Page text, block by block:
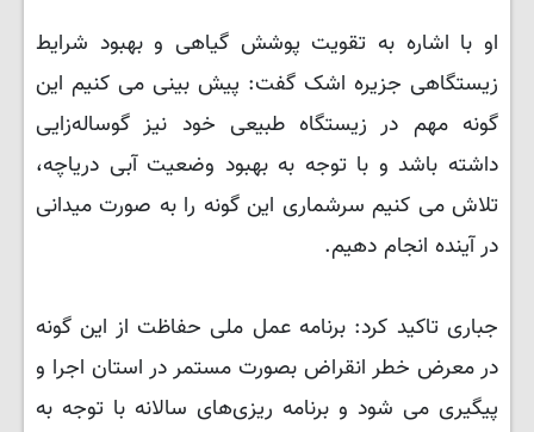
او با اشاره به تقویت پوشش گیاهی و بهبود شرایط
زیستگاهی جزیره اشک گفت: پیش بینی می کنیم این
گونه مهم در زیستگاه طبیعی خود نیز گوساله‌زایی
داشته باشد و با توجه به بهبود وضعیت آبی دریاچه،
تلاش می کنیم سرشماری این گونه را به صورت میدانی
در آینده انجام دهیم.
جباری تاکید کرد: برنامه عمل ملی حفاظت از این گونه
در معرض خطر انقراض بصورت مستمر در استان اجرا و
پیگیری می شود و برنامه ریزی‌های سالانه با توجه به